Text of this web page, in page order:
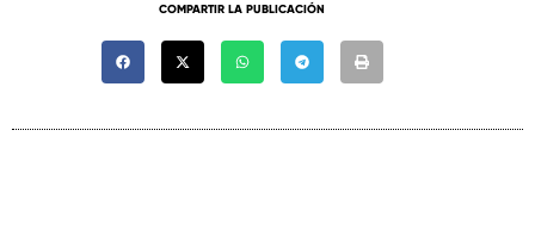
COMPARTIR LA PUBLICACIÓN